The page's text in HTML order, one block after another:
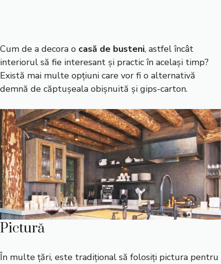
Cum de a decora o casă de busteni, astfel încât
interiorul să fie interesant și practic în același timp?
Există mai multe opțiuni care vor fi o alternativă
demnă de căptușeala obișnuită și gips-carton.
Pictură
În multe țări, este tradițional să folosiți pictura pentru